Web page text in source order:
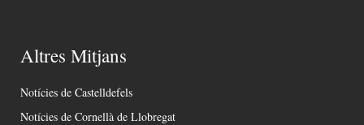
Altres Mitjans
Notícies de Castelldefels
Notícies de Cornellà de Llobregat